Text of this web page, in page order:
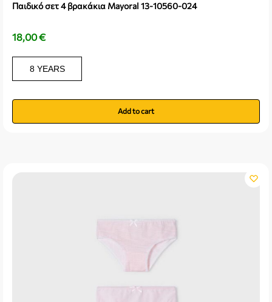
Παιδικό σετ 4 βρακάκια Mayoral 13-10560-024
18,00€
8 YEARS
Add to cart